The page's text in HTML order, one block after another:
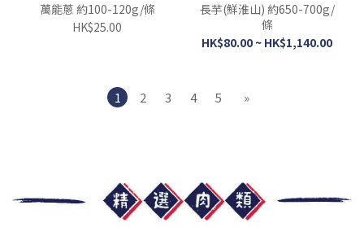
萬能蔥 約100-120g/條
HK$25.00
長芋(鮮淮山) 約650-700g/
條
HK$80.00 ~ HK$1,140.00
1 2 3 4 5 »